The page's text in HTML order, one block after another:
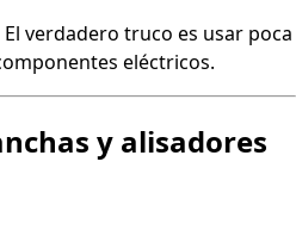
verdadero truco es usar poca
eléctricos.
y alisadores